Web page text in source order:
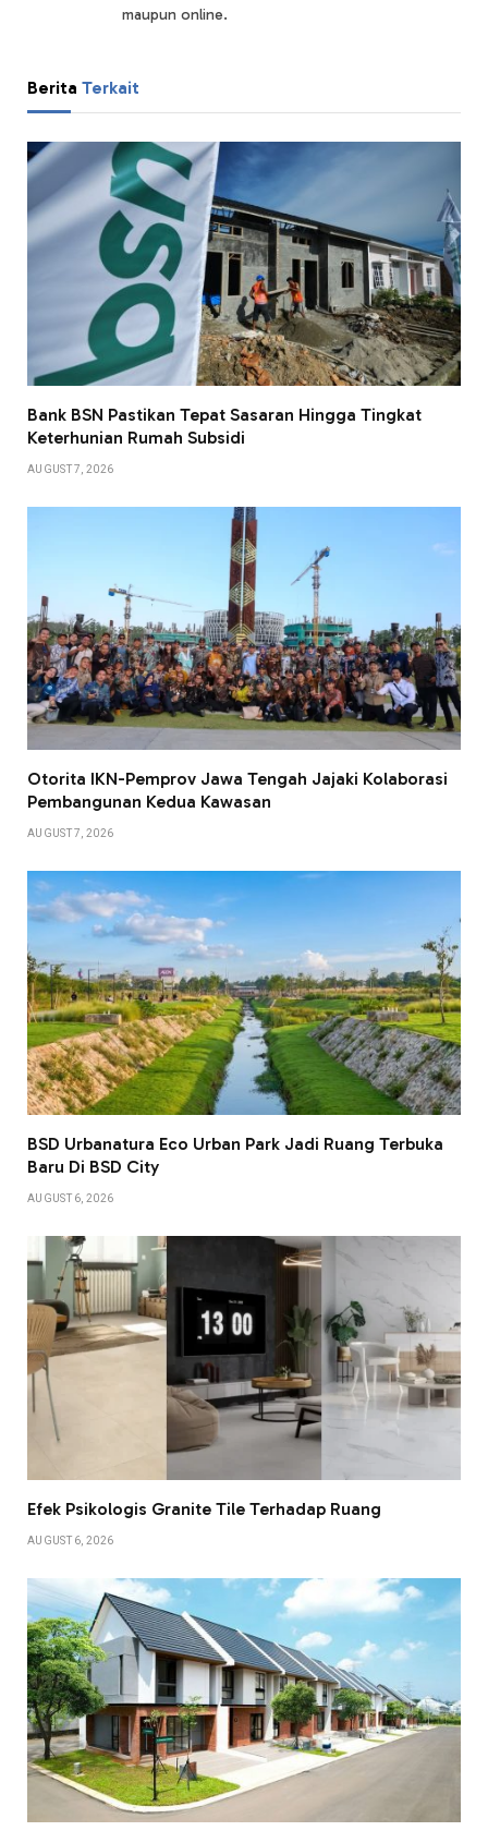
maupun online.
Berita Terkait
Bank BSN Pastikan Tepat Sasaran Hingga Tingkat
Keterhunian Rumah Subsidi
AUGUST 7, 2026
Otorita IKN-Pemprov Jawa Tengah Jajaki Kolaborasi
Pembangunan Kedua Kawasan
AUGUST 7, 2026
BSD Urbanatura Eco Urban Park Jadi Ruang Terbuka
Baru Di BSD City
AUGUST 6, 2026
Efek Psikologis Granite Tile Terhadap Ruang
AUGUST 6, 2026